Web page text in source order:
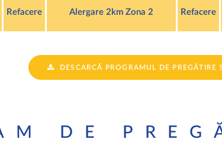
Refacere Alergare 2km Zona 2 Refacere
DESCARCĂ PROGRAMUL DE PREGĂTIRE
DE